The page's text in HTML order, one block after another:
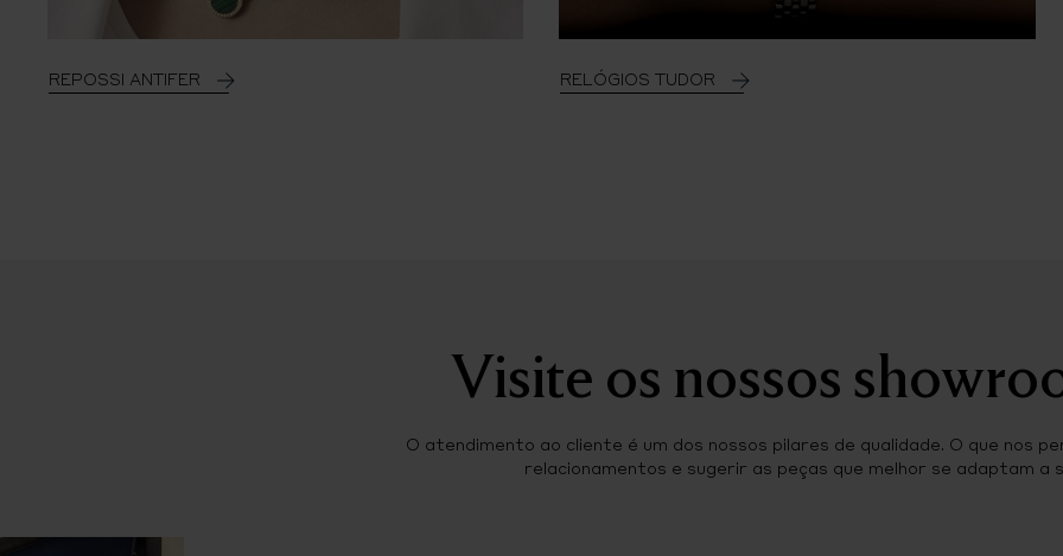
REPOSSI ANTIFER RELÓGIOS TUDOR
Visite os nossos
O atendimento ao cliente é um dos nossos pilares de qualidade. O que nos
relacionamentos e sugerir as peças que melhor se adaptam a